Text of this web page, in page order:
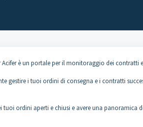
è un portale per il monitoraggio dei contratti
gestire i tuoi ordini di consegna e i contratti
ordini aperti e chiusi e avere una panoramica